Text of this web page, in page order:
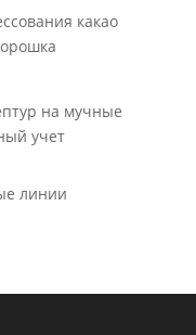
какао
на мучные
учет
линии